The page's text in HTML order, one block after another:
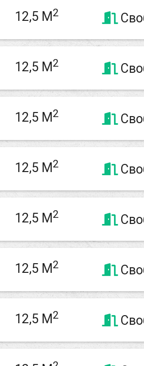
12,5 M 2
12,5 M 2
12,5 M 2
12,5 M 2
12,5 M 2
12,5 M 2
12,5 M 2